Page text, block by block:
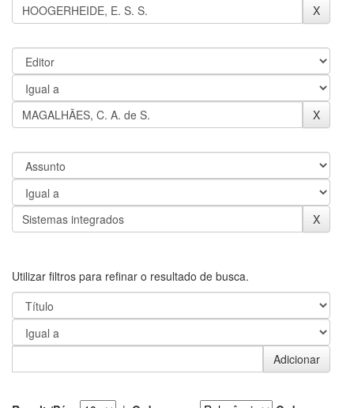
Utilizar filtros para refinar o resultado de busca.